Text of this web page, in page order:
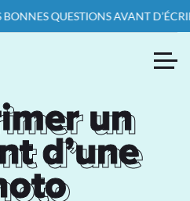
QUESTIONS AVANT D’ÉCRIRE LA
un
d’une
un
d’une